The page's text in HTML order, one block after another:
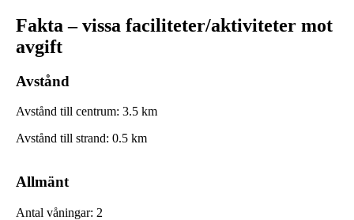
Fakta – vissa faciliteter/aktiviteter mot
avgift
Avstånd
Avstånd till centrum: 3.5 km
Avstånd till strand: 0.5 km
Allmänt
Antal våningar: 2